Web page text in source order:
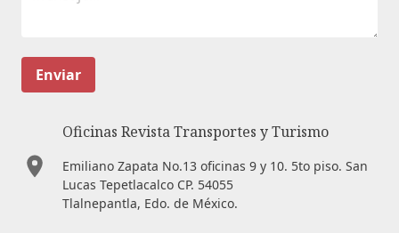
Enviar
Oficinas Revista Transportes y Turismo
Emiliano Zapata No.13 oficinas 9 y 10. 5to piso. San
Lucas Tepetlacalco CP. 54055
Tlalnepantla, Edo. de México.